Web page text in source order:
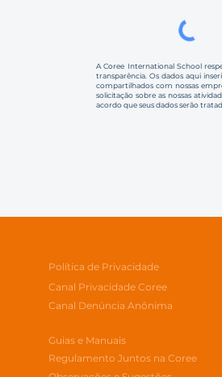
A Coree International School
transparência. Os dados aqui
compartilhados com nossas
solicitação sobre as nossas
acordo que seus dados serão
Política de Privacidade
Canal Privacidade Coree
Canal Denúncia Anônima
Guias e Manuais
Regulamento Juntos na Coree